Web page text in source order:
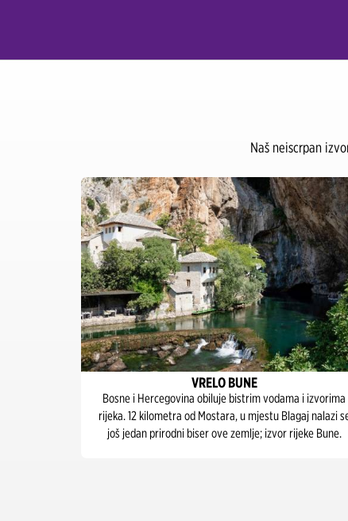
Naš neiscrpan
VRELO BUNE
Bosne i Hercegovina obiluje bistrim vodama i izvorima
rijeka. 12 kilometra od Mostara, u mjestu Blagaj nalazi
još jedan prirodni biser ove zemlje; izvor rijeke Bune.